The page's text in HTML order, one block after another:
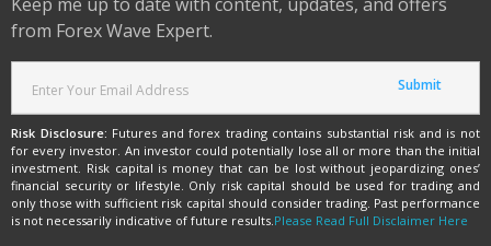
from Forex Wave Expert.
Risk Disclosure: Futures and forex trading contains substantial risk and is not
for every investor. An investor could potentially lose all or more than the initial
investment. Risk capital is money that can be lost without jeopardizing ones’
financial security or lifestyle. Only risk capital should be used for trading and
only those with sufficient risk capital should consider trading. Past performance
is not necessarily indicative of future results.Please Read Full Disclaimer Here